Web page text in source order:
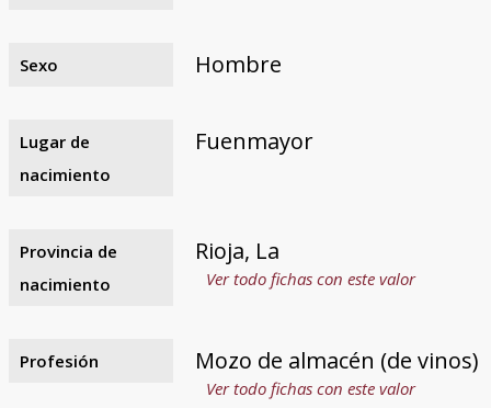
Sexo Hombre
Lugar de
nacimiento
Fuenmayor
Provincia de
nacimiento
Rioja, La
Ver todo fichas con este valor
Profesión Mozo de almacén (de vinos)
Ver todo fichas con este valor